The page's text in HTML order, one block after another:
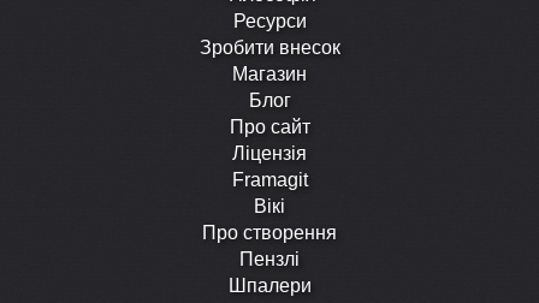
Ресурси
Зробити внесок
Магазин
Блог
Про сайт
Ліцензія
Framagit
Вікі
Про створення
Пензлі
Шпалери